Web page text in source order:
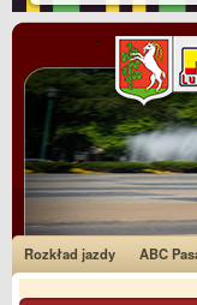
Rozkład jazdy ABC